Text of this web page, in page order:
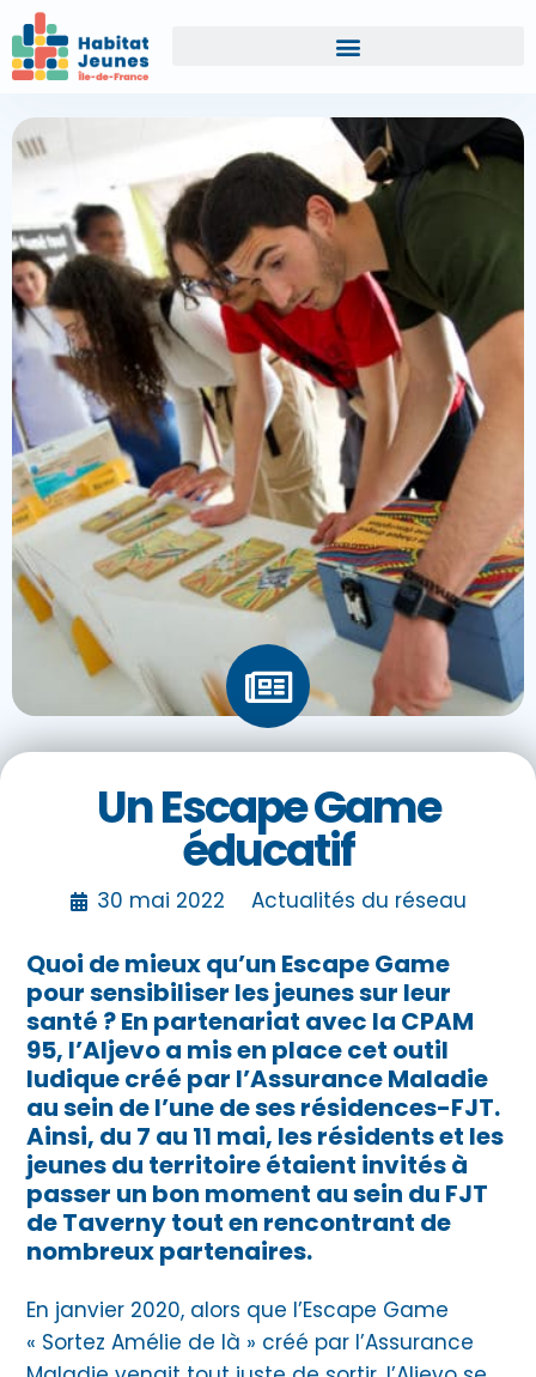
Un Escape Game
éducatif
30 mai 2022 Actualités du réseau
Quoi de mieux qu’un Escape Game
pour sensibiliser les jeunes sur leur
santé ? En partenariat avec la CPAM
95, l’Aljevo a mis en place cet outil
ludique créé par l’Assurance Maladie
au sein de l’une de ses résidences-FJT.
Ainsi, du 7 au 11 mai, les résidents et les
jeunes du territoire étaient invités à
passer un bon moment au sein du FJT
de Taverny tout en rencontrant de
nombreux partenaires.
En janvier 2020, alors que l’Escape Game
« Sortez Amélie de là » créé par l’Assurance